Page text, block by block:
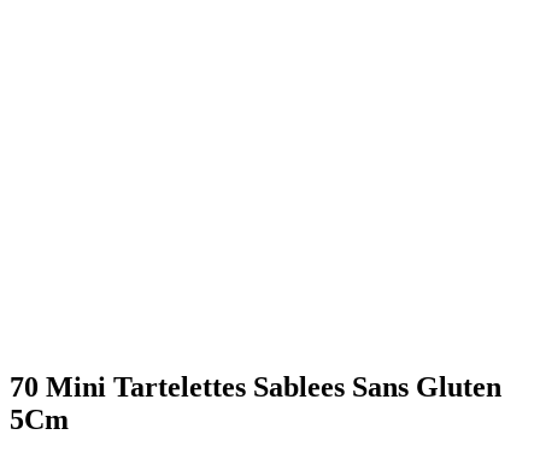
70 Mini Tartelettes Sablees Sans Gluten
5Cm